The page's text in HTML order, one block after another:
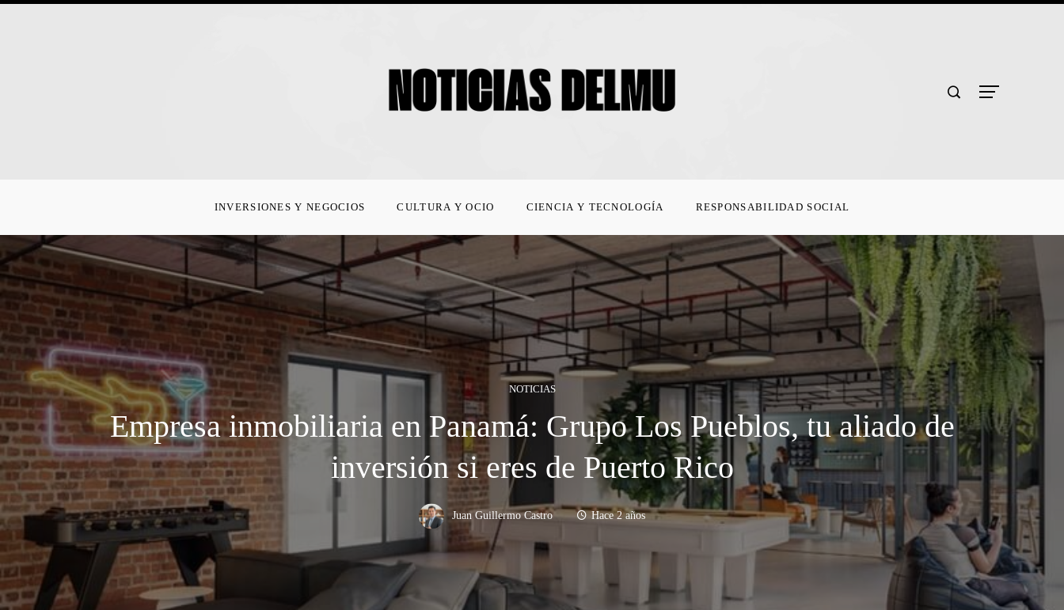
INVERSIONES Y NEGOCIOS CULTURA Y OCIO CIENCIA Y TECNOLOGÍA RESPONSABILIDAD SOCIAL
NOTICIAS
Empresa inmobiliaria en Panamá: Grupo Los Pueblos, tu aliado de
inversión si eres de Puerto Rico
Juan Guillermo Castro Hace 2 años